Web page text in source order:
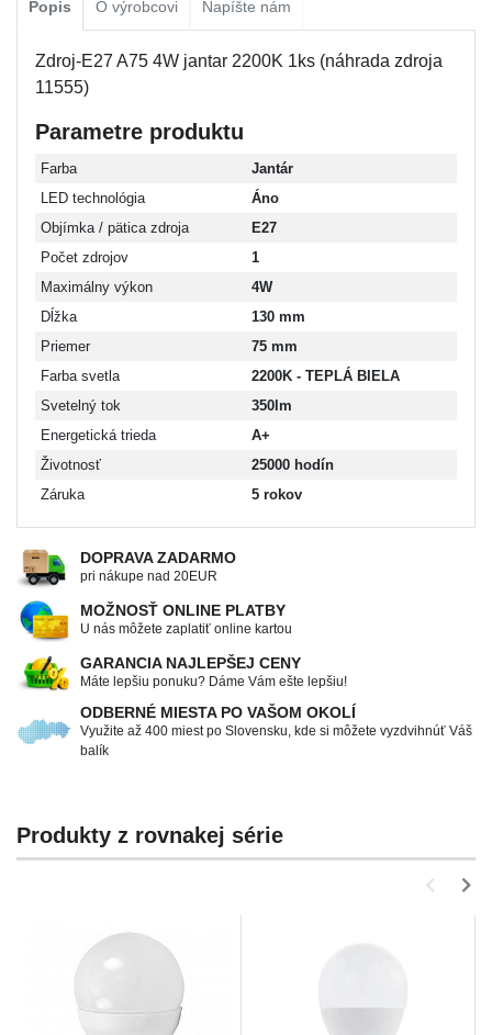
Popis O výrobcovi Napíšte nám
Zdroj-E27 A75 4W jantar 2200K 1ks (náhrada zdroja
11555)
Parametre produktu
Farba
Jantár
LED technológia
Áno
Objímka / pätica zdroja
E27
Počet zdrojov
1
Maximálny výkon
4W
Dĺžka
130 mm
Priemer
75 mm
Farba svetla
2200K - TEPLÁ BIELA
Svetelný tok
350lm
Energetická trieda
A+
Životnosť
25000 hodín
Záruka
5 rokov
DOPRAVA ZADARMO
pri nákupe nad 20EUR
MOŽNOSŤ ONLINE PLATBY
U nás môžete zaplatiť online kartou
GARANCIA NAJLEPŠEJ CENY
Máte lepšiu ponuku? Dáme Vám ešte lepšiu!
ODBERNÉ MIESTA PO VAŠOM OKOLÍ
Využite až 400 miest po Slovensku, kde si môžete vyzdvihnúť Váš
balík
Produkty z rovnakej série